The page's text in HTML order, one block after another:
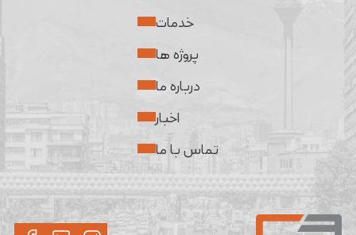
خدمات
پروژه ها
درباره ما
اخبار
تماس با ما